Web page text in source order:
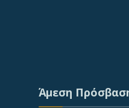
Άμεση